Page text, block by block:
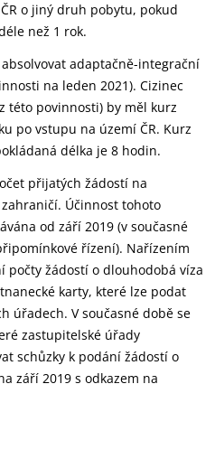
o jiný druh pobytu, pokud
než 1 rok.
adaptačně-integrační
na leden 2021). Cizinec
této povinnosti) by měl kurz
po vstupu na území ČR. Kurz
délka je 8 hodin.
přijatých žádostí na
Účinnost tohoto
od září 2019 (v současné
řízení). Nařízením
počty žádostí o dlouhodobá víza
karty, které lze podat
úřadech. V současné době se
zastupitelské úřady
schůzky k podání žádostí o
září 2019 s odkazem na